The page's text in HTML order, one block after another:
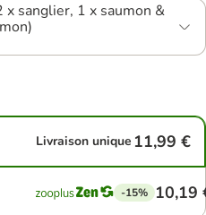
sanglier, 1 x saumon &
Livraison unique 11,99 €
-15% 10,19